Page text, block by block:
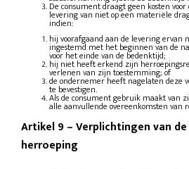
De consument draagt geen kosten
levering van niet op een materiële
indien:
hij voorafgaand aan de levering
ingestemd met het beginnen van de
voor het einde van de bedenktijd;
hij niet heeft erkend zijn
verlenen van zijn toestemming; of
de ondernemer heeft nagelaten deze
te bevestigen.
Als de consument gebruik maakt van
alle aanvullende overeenkomsten van
Artikel 9–Verplichtingen van
herroeping